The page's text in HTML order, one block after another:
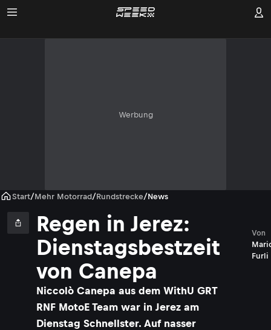
Werbung
Start/Mehr Motorrad/Rundstrecke/News
Regen in Jerez:
Dienstagsbestzeit
von Canepa
Niccolò Canepa aus dem WithU GRT
RNF MotoE Team war in Jerez am
Dienstag Schnellster. Auf nasser
Furli
Von